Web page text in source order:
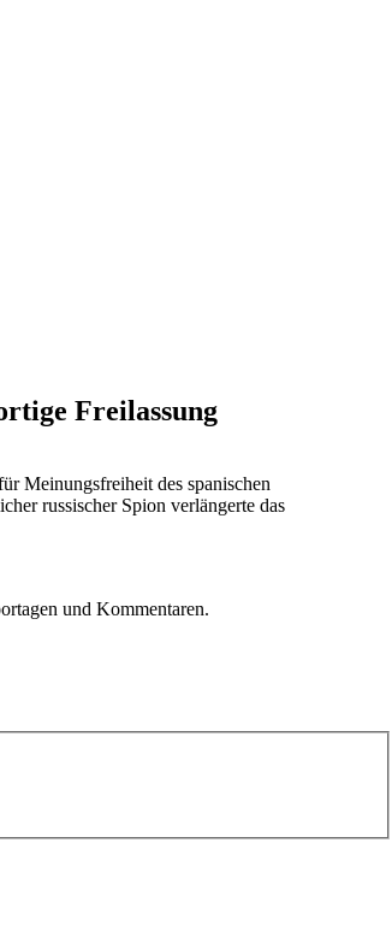
Freilassung
Meinungsfreiheit des spanischen
russischer Spion verlängerte das
und Kommentaren.